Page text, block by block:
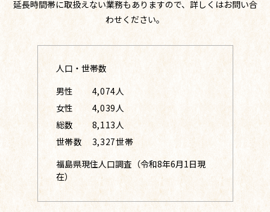
延長時間帯に取扱えない業務もありますので、詳しくはお問い合
わせください。
人口・世帯数
男性
4,074人
女性
4,039人
総数
8,113人
世帯数
3,327世帯
福島県現住人口調査（令和8年6月1日現
在）